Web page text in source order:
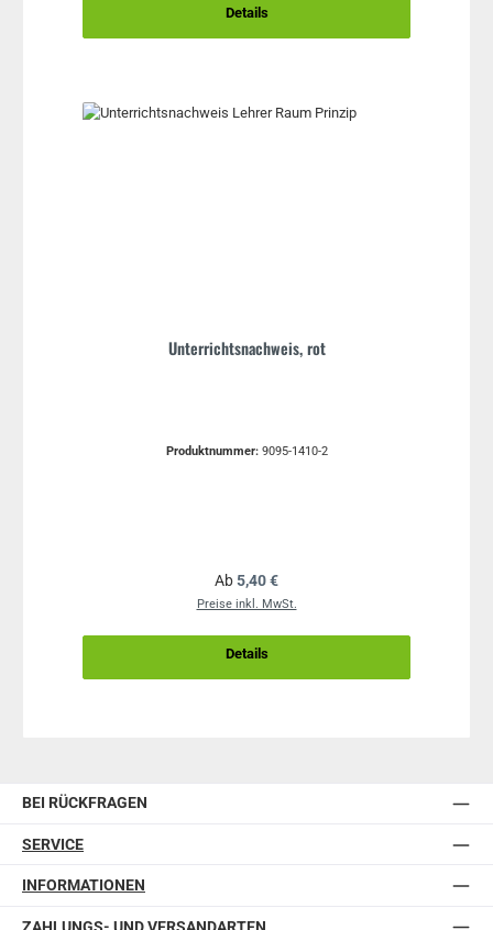
Details
Unterrichtsnachweis, rot
Produktnummer: 9095-1410-2
Regulärer Preis:
Ab5,40 €
Preise inkl. MwSt.
Details
BEI RÜCKFRAGEN
SERVICE
INFORMATIONEN